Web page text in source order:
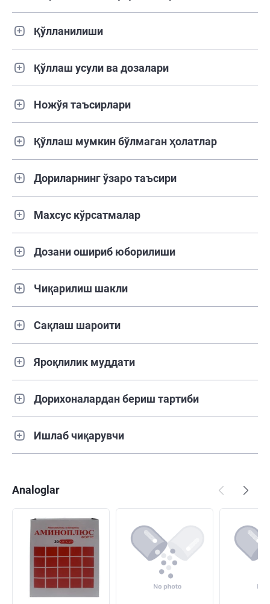
Қўлланилиши
Қўллаш усули ва дозалари
Ножўя таъсирлари
Қўллаш мумкин бўлмаган ҳолатлар
Дориларнинг ўзаро таъсири
Махсус кўрсатмалар
Дозани ошириб юборилиши
Чиқарилиш шакли
Сақлаш шароити
Яроқлилик муддати
Дорихоналардан бериш тартиби
Ишлаб чиқарувчи
Analoglar